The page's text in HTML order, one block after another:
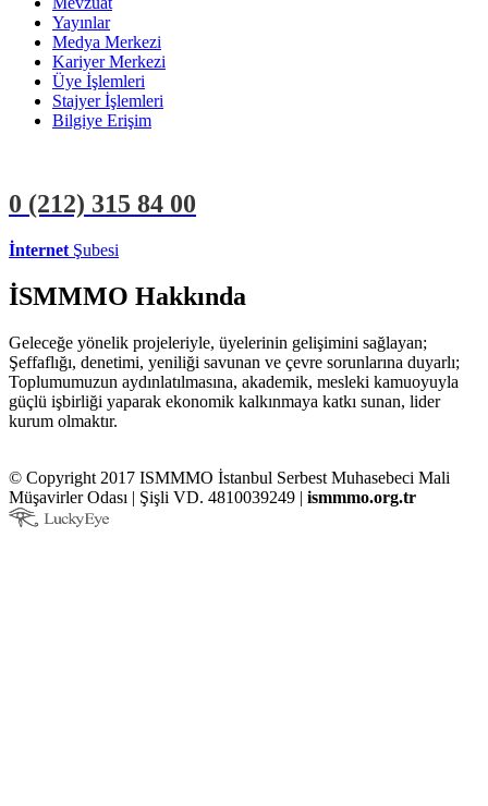
Yayınlar
Medya Merkezi
Kariyer Merkezi
Üye İşlemleri
Stajyer İşlemleri
Bilgiye Erişim
0 (212) 315 84 00
İnternet Şubesi
İSMMMO Hakkında
Geleceğe yönelik projeleriyle, üyelerinin gelişimini sağlayan;
Şeffaflığı, denetimi, yeniliği savunan ve çevre sorunlarına duyarlı;
Toplumumuzun aydınlatılmasına, akademik, mesleki kamuoyuyla
güçlü işbirliği yaparak ekonomik kalkınmaya katkı sunan, lider
kurum olmaktır.
© Copyright 2017 ISMMMO İstanbul Serbest Muhasebeci Mali
Müşavirler Odası | Şişli VD. 4810039249 | ismmmo.org.tr